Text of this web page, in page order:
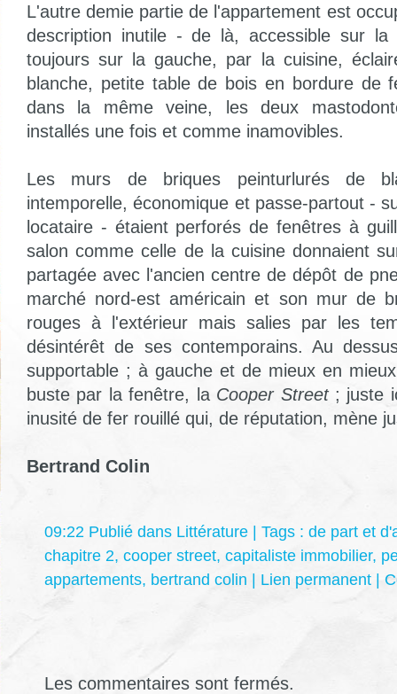
L'autre demie partie de l'appartement est
description inutile - de là, accessible sur
toujours sur la gauche, par la cuisine,
blanche, petite table de bois en bordure de
dans la même veine, les deux
installés une fois et comme inamovibles.
Les murs de briques peinturlurés de
intemporelle, économique et passe-partout -
locataire - étaient perforés de fenêtres à
salon comme celle de la cuisine donnaient
partagée avec l'ancien centre de dépôt de
marché nord-est américain et son mur de
rouges à l'extérieur mais salies par les
désintérêt de ses contemporains. Au
supportable ; à gauche et de mieux en
buste par la fenêtre, la Cooper Street; juste
inusité de fer rouillé qui, de réputation, mène
Bertrand Colin
09:22 Publié dans Littérature | Tags : de part et
chapitre 2, cooper street, capitaliste immobilier,
appartements, bertrand colin Lien permanent
Les commentaires sont fermés.